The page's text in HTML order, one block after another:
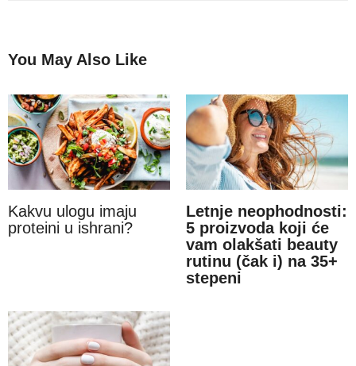
You May Also Like
Kakvu ulogu imaju
proteini u ishrani?
Letnje neophodnosti:
5 proizvoda koji će
vam olakšati beauty
rutinu (čak i) na 35+
stepeni